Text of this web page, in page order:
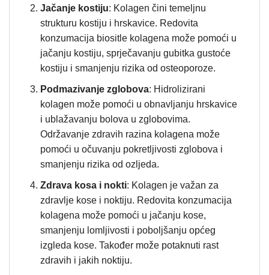
Jačanje kostiju: Kolagen čini temeljnu
strukturu kostiju i hrskavice. Redovita
konzumacija biositle kolagena može pomoći u
jačanju kostiju, sprječavanju gubitka gustoće
kostiju i smanjenju rizika od osteoporoze.
Podmazivanje zglobova: Hidrolizirani
kolagen može pomoći u obnavljanju hrskavice
i ublažavanju bolova u zglobovima.
Održavanje zdravih razina kolagena može
pomoći u očuvanju pokretljivosti zglobova i
smanjenju rizika od ozljeda.
Zdrava kosa i nokti: Kolagen je važan za
zdravlje kose i noktiju. Redovita konzumacija
kolagena može pomoći u jačanju kose,
smanjenju lomljivosti i poboljšanju općeg
izgleda kose. Također može potaknuti rast
zdravih i jakih noktiju.